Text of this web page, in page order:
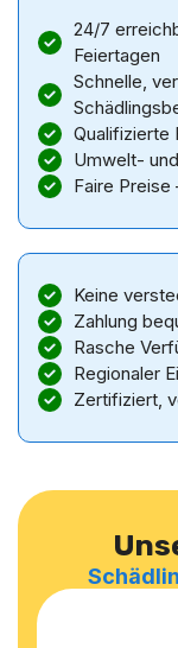
24/7
Feiertagen
Schnelle,
Qualifizierte
Umwelt-
Faire Preise
Keine
Zahlung
Rasche
Regionaler
Zertifiziert,